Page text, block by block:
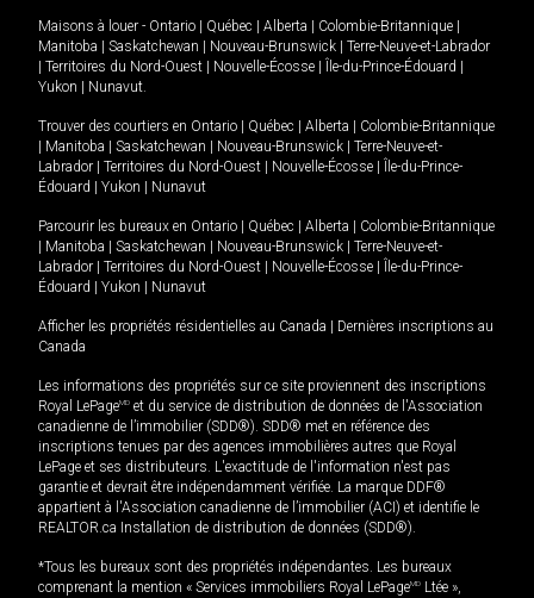
Maisons à louer - Ontario Québec Alberta Colombie-Britannique
Manitoba
Saskatchewan Nouveau-Brunswick
Terre-Neuve-et-Labrador
Territoires du Nord-Ouest Nouvelle-Écosse Île-du-Prince-Édouard
Yukon
Nunavut.
Trouver des courtiers en Ontario Québec Alberta
Colombie-Britannique
Manitoba Saskatchewan Nouveau-Brunswick
Terre-Neuve-et-
Labrador
Territoires du Nord-Ouest Nouvelle-Écosse
Île-du-Prince-
Édouard
Yukon Nunavut
Parcourir les bureaux en Ontario Québec Alberta
Colombie-Britannique
Manitoba Saskatchewan Nouveau-Brunswick
Terre-Neuve-et-
Labrador
Territoires du Nord-Ouest Nouvelle-Écosse
Île-du-Prince-
Édouard
Yukon Nunavut
Afficher les propriétés résidentielles au Canada
Dernières inscriptions au
Canada
Les informations des propriétés sur ce site proviennent des inscriptions
Royal LePageMD et du service de distribution de données de l'Association
canadienne de l’immobilier (SDD®). SDD® met en référence des
inscriptions tenues par des agences immobilières autres que Royal
LePage et ses distributeurs. L'exactitude de l'information n'est pas
garantie et devrait être indépendamment vérifiée. La marque DDF®
appartient à l'Association canadienne de l’immobilier (ACI) et identifie le
REALTOR.ca Installation de distribution de données (SDD®).
*Tous les bureaux sont des propriétés indépendantes. Les bureaux
comprenant la mention « Services immobiliers Royal LePageMD Ltée »,